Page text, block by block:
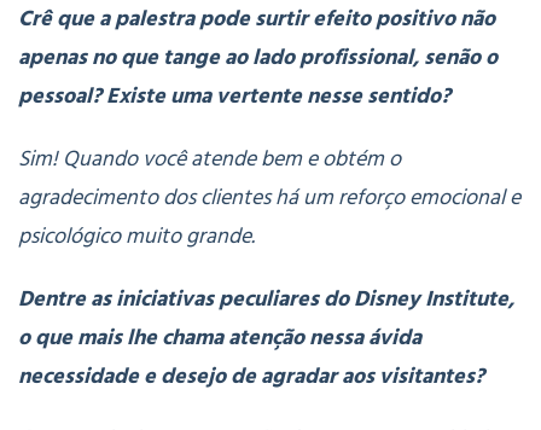
Crê que a palestra pode surtir efeito positivo não
apenas no que tange ao lado profissional, senão o
pessoal? Existe uma vertente nesse sentido?
Sim! Quando você atende bem e obtém o
agradecimento dos clientes há um reforço emocional e
psicológico muito grande.
Dentre as iniciativas peculiares do Disney Institute,
o que mais lhe chama atenção nessa ávida
necessidade e desejo de agradar aos visitantes?